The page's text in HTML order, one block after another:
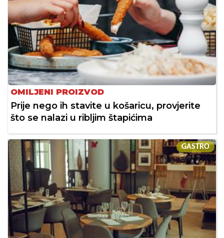
OMILJENI PROIZVOD
Prije nego ih stavite u košaricu, provjerite
što se nalazi u ribljim štapićima
GASTRO